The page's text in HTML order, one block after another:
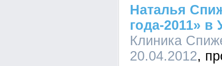
Наталья
года-2011» в
Клиника
20.04.2012